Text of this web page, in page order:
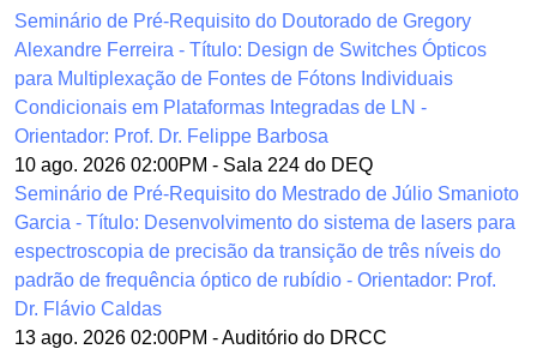
Seminário de Pré-Requisito do Doutorado de Gregory
Alexandre Ferreira - Título: Design de Switches Ópticos
para Multiplexação de Fontes de Fótons Individuais
Condicionais em Plataformas Integradas de LN -
Orientador: Prof. Dr. Felippe Barbosa
10 ago. 2026 02:00PM - Sala 224 do DEQ
Seminário de Pré-Requisito do Mestrado de Júlio Smanioto
Garcia - Título: Desenvolvimento do sistema de lasers para
espectroscopia de precisão da transição de três níveis do
padrão de frequência óptico de rubídio - Orientador: Prof.
Dr. Flávio Caldas
13 ago. 2026 02:00PM -Auditório do DRCC